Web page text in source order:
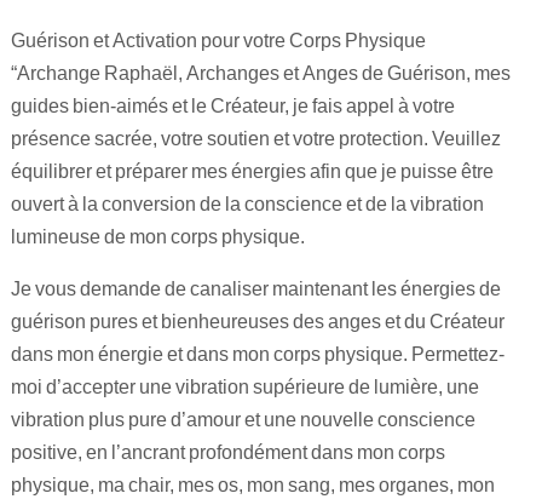
Guérison et Activation pour votre Corps Physique
“Archange Raphaël, Archanges et Anges de Guérison, mes
guides bien-aimés et le Créateur, je fais appel à votre
présence sacrée, votre soutien et votre protection. Veuillez
équilibrer et préparer mes énergies afin que je puisse être
ouvert à la conversion de la conscience et de la vibration
lumineuse de mon corps physique.
Je vous demande de canaliser maintenant les énergies de
guérison pures et bienheureuses des anges et du Créateur
dans mon énergie et dans mon corps physique. Permettez-
moi d’accepter une vibration supérieure de lumière, une
vibration plus pure d’amour et une nouvelle conscience
positive, en l’ancrant profondément dans mon corps
physique, ma chair, mes os, mon sang, mes organes, mon